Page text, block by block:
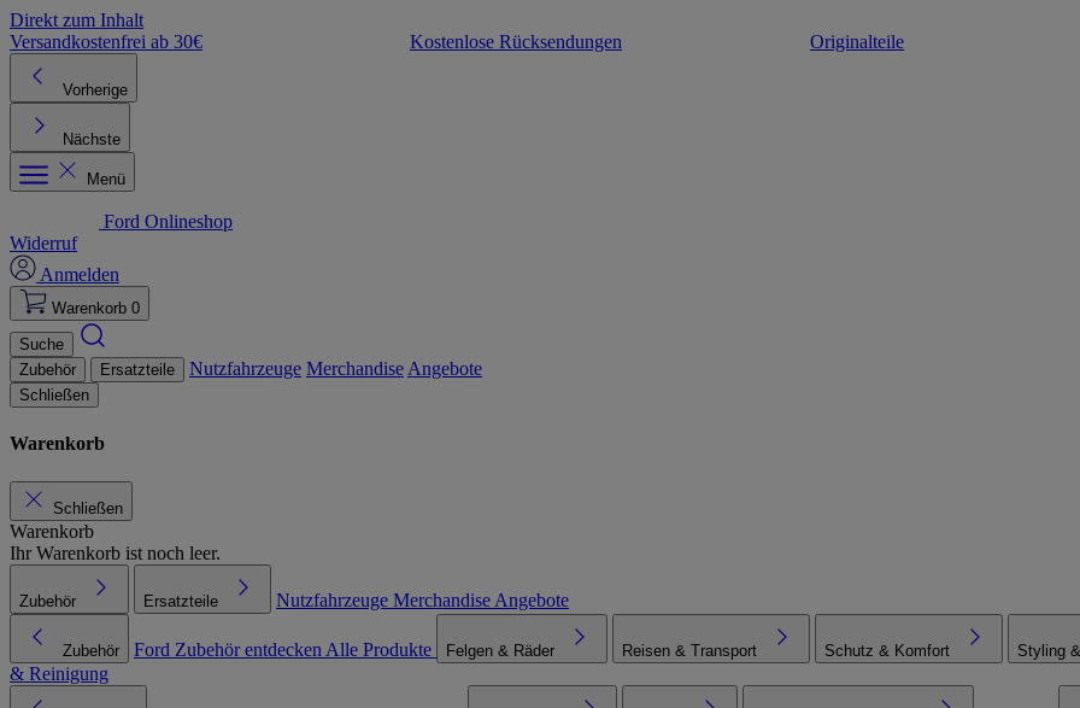
Direkt zum Inhalt
Versandkostenfrei ab 30€
Kostenlose Rücksendungen Originalteile
Vorherige
Nächste
Menü
Ford Onlineshop
Widerruf
Anmelden
Warenkorb 0
Suche
Zubehör
Ersatzteile Nutzfahrzeuge Merchandise Angebote
Schließen
Warenkorb
Schließen
Warenkorb
Ihr Warenkorb ist noch leer.
Zubehör Ersatzteile Nutzfahrzeuge Merchandise Angebote
Zubehör Ford Zubehör entdecken Alle Produkte Felgen & Räder Reisen & Transport Schutz & Komfort Styling
& Reinigung